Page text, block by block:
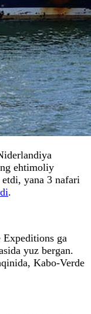
ehtimoliy
yana 3 nafari
.
ga
yuz bergan.
Kabo-Verde